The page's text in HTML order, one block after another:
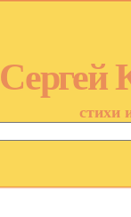
Сергей
стихи